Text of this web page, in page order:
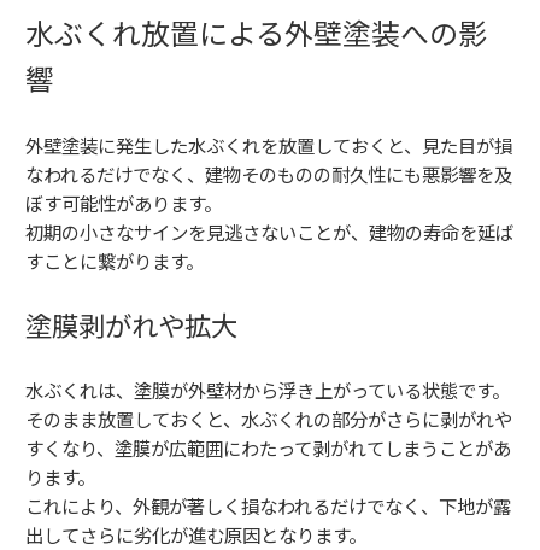
水ぶくれ放置による外壁塗装への影
響
外壁塗装に発生した水ぶくれを放置しておくと、見た目が損
なわれるだけでなく、建物そのものの耐久性にも悪影響を及
ぼす可能性があります。
初期の小さなサインを見逃さないことが、建物の寿命を延ば
すことに繋がります。
塗膜剥がれや拡大
水ぶくれは、塗膜が外壁材から浮き上がっている状態です。
そのまま放置しておくと、水ぶくれの部分がさらに剥がれや
すくなり、塗膜が広範囲にわたって剥がれてしまうことがあ
ります。
これにより、外観が著しく損なわれるだけでなく、下地が露
出してさらに劣化が進む原因となります。